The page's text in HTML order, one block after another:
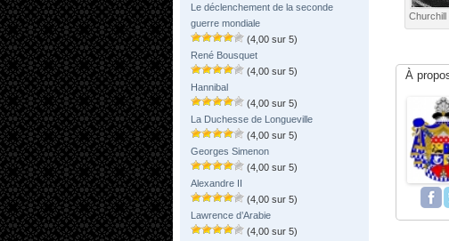
Le déclenchement de la seconde
guerre mondiale
(4,00 sur 5)
René Bousquet
(4,00 sur 5)
Hannibal
(4,00 sur 5)
La Duchesse de Longueville
(4,00 sur 5)
Georges Simenon
(4,00 sur 5)
Alexandre II
(4,00 sur 5)
Lawrence d’Arabie
(4,00 sur 5)
Churchill
À